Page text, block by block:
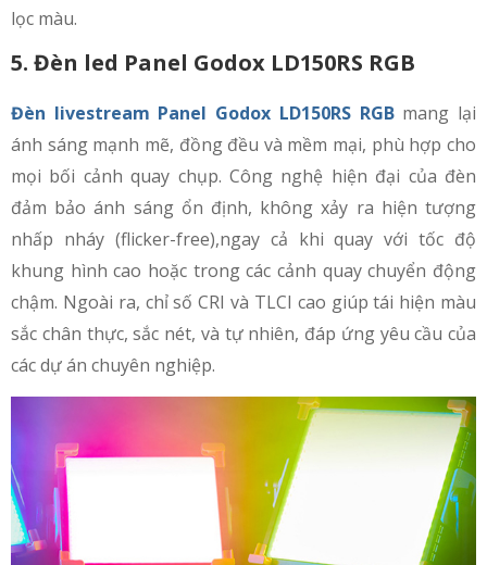
lọc màu.
5. Đèn led Panel Godox LD150RS RGB
Đèn livestream Panel Godox LD150RS RGBmang lại
ánh sáng mạnh mẽ, đồng đều và mềm mại, phù hợp cho
mọi bối cảnh quay chụp. Công nghệ hiện đại của đèn
đảm bảo ánh sáng ổn định, không xảy ra hiện tượng
nhấp nháy (flicker-free),ngay cả khi quay với tốc độ
khung hình cao hoặc trong các cảnh quay chuyển động
chậm. Ngoài ra, chỉ số CRI và TLCI cao giúp tái hiện màu
sắc chân thực, sắc nét, và tự nhiên, đáp ứng yêu cầu của
các dự án chuyên nghiệp.